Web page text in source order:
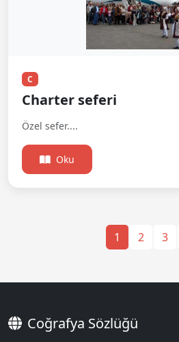
C
Charter seferi
Özel sefer....
Oku
1 2 3
Coğrafya Sözlüğü